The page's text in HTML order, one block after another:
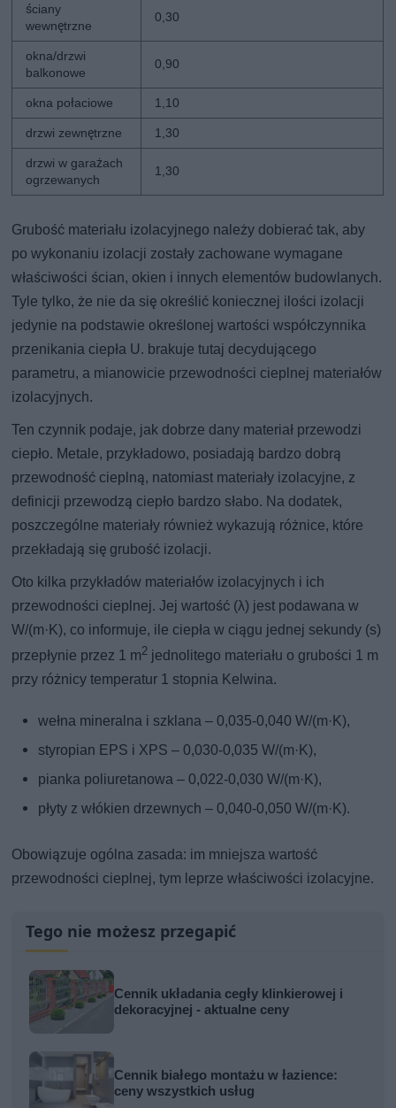
ściany
wewnętrzne
0,30
okna/drzwi
balkonowe
0,90
okna połaciowe 1,10
drzwi zewnętrzne 1,30
drzwi w garażach
ogrzewanych
1,30
Grubość materiału izolacyjnego należy dobierać tak, aby
po wykonaniu izolacji zostały zachowane wymagane
właściwości ścian, okien i innych elementów budowlanych.
Tyle tylko, że nie da się określić koniecznej ilości izolacji
jedynie na podstawie określonej wartości współczynnika
przenikania ciepła U. brakuje tutaj decydującego
parametru, a mianowicie przewodności cieplnej materiałów
izolacyjnych.
Ten czynnik podaje, jak dobrze dany materiał przewodzi
ciepło. Metale, przykładowo, posiadają bardzo dobrą
przewodność cieplną, natomiast materiały izolacyjne, z
definicji przewodzą ciepło bardzo słabo. Na dodatek,
poszczególne materiały również wykazują różnice, które
przekładają się grubość izolacji.
Oto kilka przykładów materiałów izolacyjnych i ich
przewodności cieplnej. Jej wartość (λ) jest podawana w
W/(m·K), co informuje, ile ciepła w ciągu jednej sekundy (s)
przepłynie przez 1 m2 jednolitego materiału o grubości 1 m
przy różnicy temperatur 1 stopnia Kelwina.
wełna mineralna i szklana – 0,035-0,040 W/(m·K),
styropian EPS i XPS – 0,030-0,035 W/(m·K),
pianka poliuretanowa – 0,022-0,030 W/(m·K),
płyty z włókien drzewnych – 0,040-0,050 W/(m·K).
Obowiązuje ogólna zasada: im mniejsza wartość
przewodności cieplnej, tym leprze właściwości izolacyjne.
Tego nie możesz przegapić
Cennik układania cegły klinkierowej i
dekoracyjnej - aktualne ceny
Cennik białego montażu w łazience:
ceny wszystkich usług